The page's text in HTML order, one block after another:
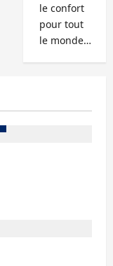
le confort
pour tout
le monde…